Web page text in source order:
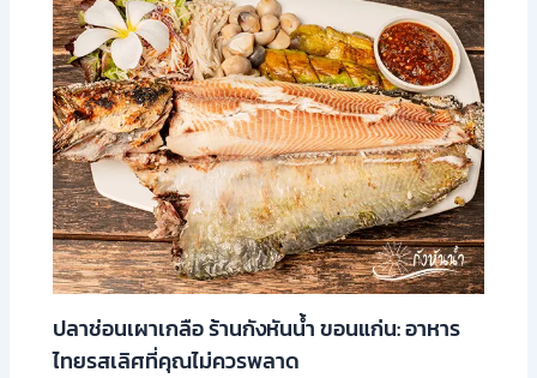
ปลาช่อนเผาเกลือ ร้านกังหันน้ำ ขอนแก่น: อาหาร
ไทยรสเลิศที่คุณไม่ควรพลาด